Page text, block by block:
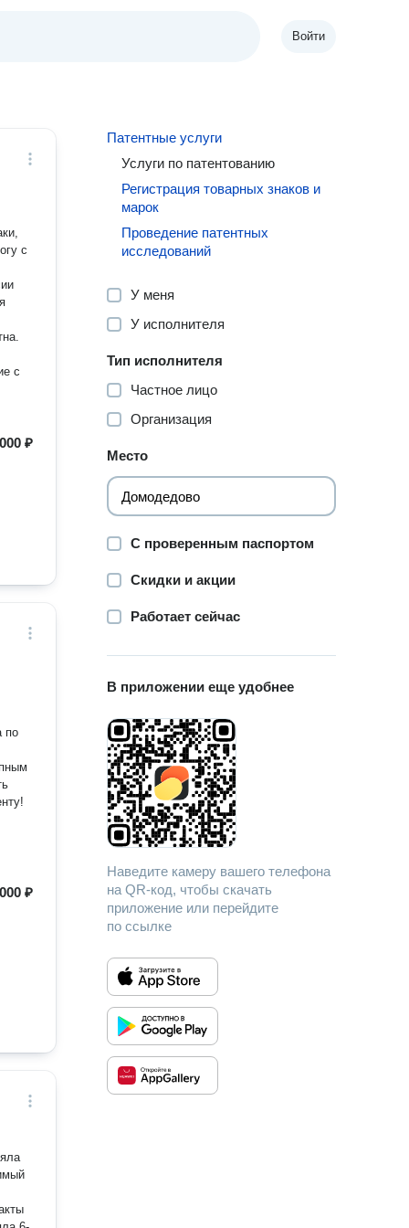
Войти
с
с
₽
по
₽
Патентные услуги
Услуги по патентованию
Регистрация товарных знаков и
марок
Проведение патентных
исследований
У меня
У исполнителя
Тип исполнителя
Частное лицо
Организация
Место
С проверенным паспортом
Скидки и акции
Работает сейчас
В приложении еще удобнее
Наведите камеру вашего телефона
на QR-код, чтобы скачать
приложение или перейдите
по ссылке